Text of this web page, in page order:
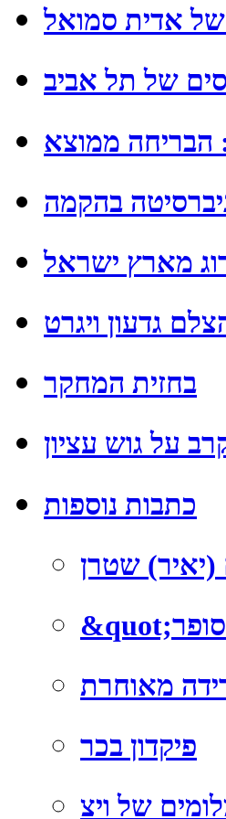
של אדית סמואל
של תל אביב
הבריחה ממוצא
בהקמה
מארץ ישראל
גדעון ויגרט
בחזית המחקר
על גוש עציון
כתבות נוספות
שטרן
מאוחרת
פיקדון בכר